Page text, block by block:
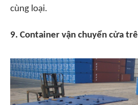
cùng loại.
9. Container vận chuyển cửa